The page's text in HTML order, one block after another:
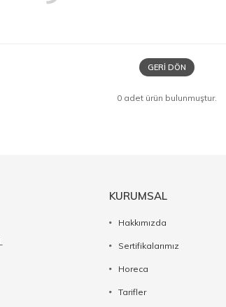
GERI DÖN
0 adet ürün bulunmuştur.
KURUMSAL
Hakkımızda
Sertifikalarımız
Horeca
Tarifler